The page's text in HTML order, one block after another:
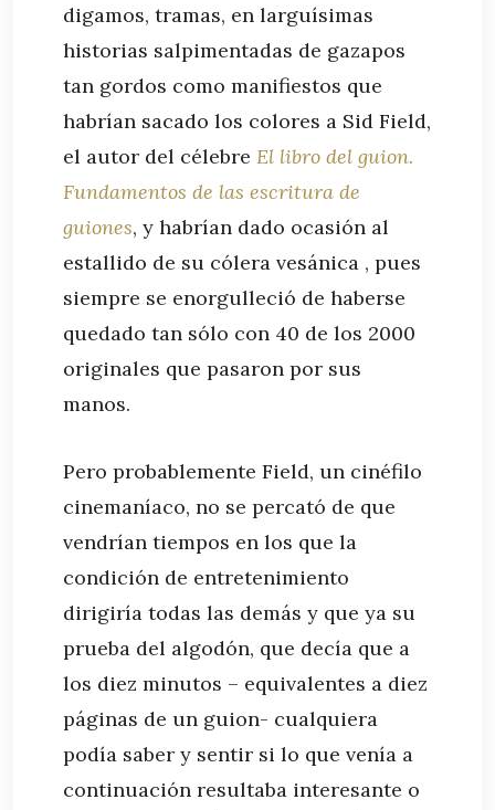
digamos, tramas, en larguísimas
historias salpimentadas de gazapos
tan gordos como manifiestos que
habrían sacado los colores a Sid Field,
el autor del célebre El libro del guion.
Fundamentos de las escritura de
guiones, y habrían dado ocasión al
estallido de su cólera vesánica , pues
siempre se enorgulleció de haberse
quedado tan sólo con 40 de los 2000
originales que pasaron por sus
manos.
Pero probablemente Field, un cinéfilo
cinemaníaco, no se percató de que
vendrían tiempos en los que la
condición de entretenimiento
dirigiría todas las demás y que ya su
prueba del algodón, que decía que a
los diez minutos – equivalentes a diez
páginas de un guion- cualquiera
podía saber y sentir si lo que venía a
continuación resultaba interesante o